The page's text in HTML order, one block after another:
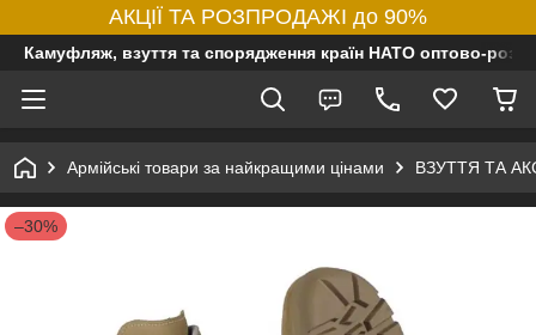
АКЦІЇ ТА РОЗПРОДАЖІ до 90%
Камуфляж, взуття та спорядження країн НАТО оптово-
Армійські товари за найкращими цінами ВЗУТТЯ ТА
–30%